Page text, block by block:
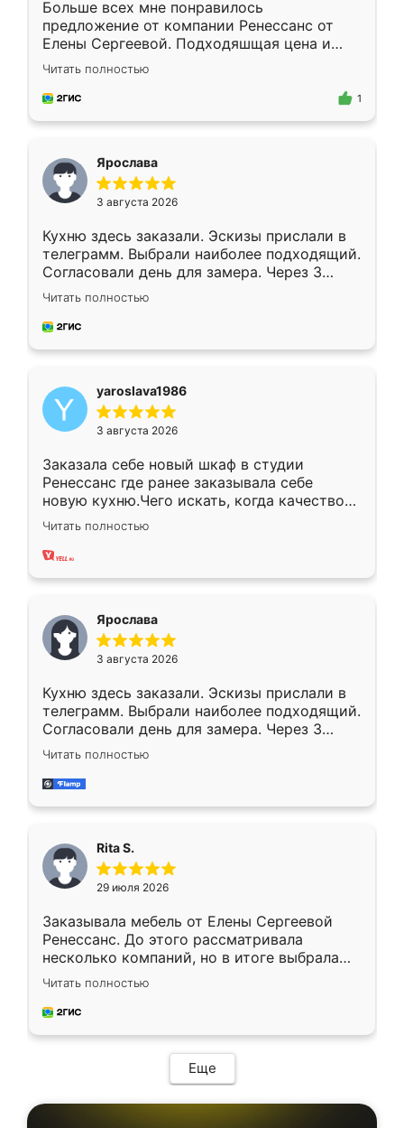
Больше всех мне понравилось
предложение от компании Ренессанс от
Елены Сергеевой. Подходяшщая цена и
короткие сроки изготовления. Приехавший
для замера сотрудник Владислав
предложил по моему эскизу самый
Читать полностью
1
Ярослава
3 августа 2026
Кухню здесь заказали. Эскизы прислали в
телеграмм. Выбрали наиболее подходящий.
Согласовали день для замера. Через 3
недели кухня была уже готова. Остались
довольны работой. Спасибо Ренессанс
мебель за качественную работу!
Читать полностью
yaroslava1986
3 августа 2026
Заказала себе новый шкаф в студии
Ренессанс где ранее заказывала себе
новую кухню.Чего искать, когда качеством
вполне довольна. Служит кухня уже почти
два года, нареканий нет.
Читать полностью
Ярослава
3 августа 2026
Кухню здесь заказали. Эскизы прислали в
телеграмм. Выбрали наиболее подходящий.
Согласовали день для замера. Через 3
недели кухня была уже готова. Остались
довольны работой. Спасибо Ренессанс
мебель за качественную работу!
Читать полностью
Rita S.
29 июля 2026
Заказывала мебель от Елены Сергеевой
Ренессанс. До этого рассматривала
несколько компаний, но в итоге выбрала
эту. Сначала обговорили условия, потом
приехал замерщик, всё спокойно объяснил
и снял размеры. Изготовили в срок, с
мебель сразу встала на свое место без
каких-либо доработок. Качеством осталась
довольна, все выглядит так, как и ожидала.
Читать полностью
Еще